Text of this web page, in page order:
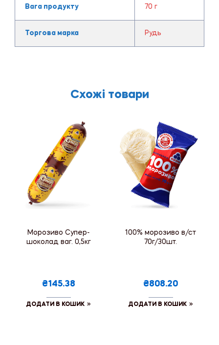
Вага продукту 70 г
Торгова марка Рудь
Схожі товари
Морозиво Супер-
шоколад ваг. 0,5кг
₴145.38
ДОДАТИ В КОШИК
100% морозиво в/ст
70г/30шт.
₴808.20
ДОДАТИ В КОШИК